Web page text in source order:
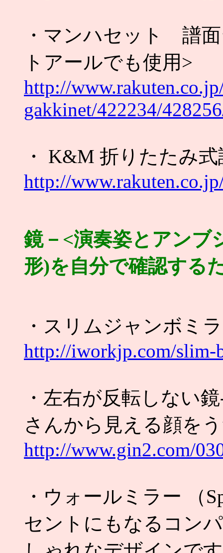
・マンハセット 譜
トアールでも使用>
http://
gakkinet/422234/
・ K&M 折りたたみ
http://
鏡－<演奏姿とアンブ
形)を自分で確認する
・スリムジャンボミ
http://iworkjp.com/slim-
・左右が反転しない
さんから見える顔を
http://www.gin2.com/
・ウォールミラー （
セントにもなるコン